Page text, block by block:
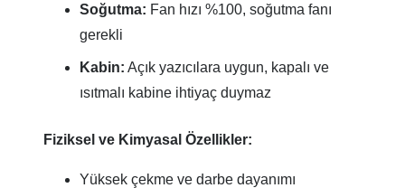
Soğutma: Fan hızı %100, soğutma fanı
gerekli
Kabin: Açık yazıcılara uygun, kapalı ve
ısıtmalı kabine ihtiyaç duymaz
Fiziksel ve Kimyasal Özellikler:
Yüksek çekme ve darbe dayanımı